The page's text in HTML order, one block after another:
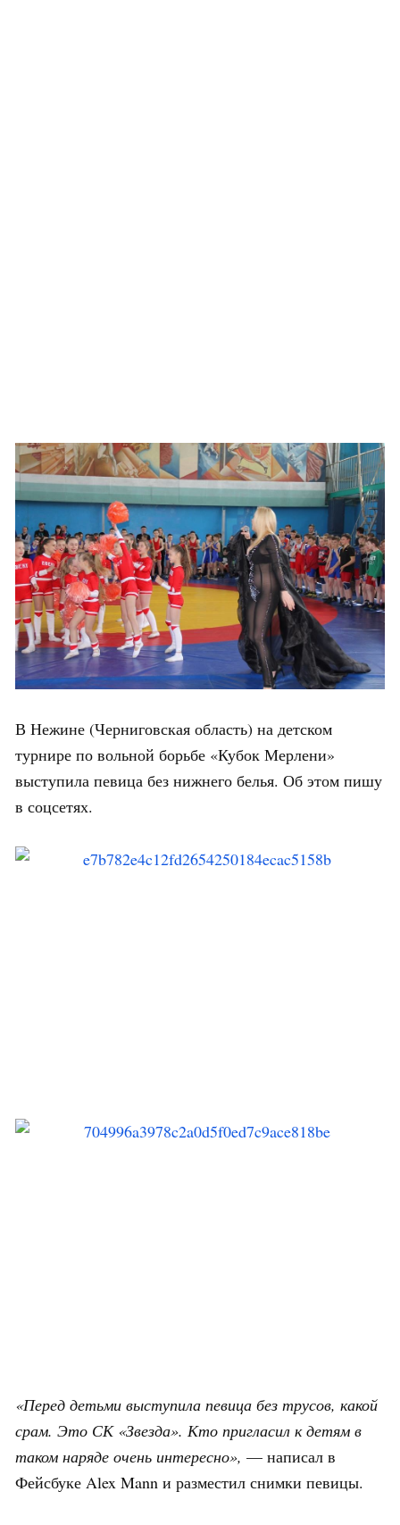
В Нежине (Черниговская область) на детском
турнире по вольной борьбе «Кубок Мерлени»
выступила певица без нижнего белья. Об этом пишу
в соцсетях.
«Перед детьми выступила певица без трусов, какой
срам. Это СК «Звезда». Кто пригласил к детям в
таком наряде очень интересно», — написал в
Фейсбуке Alex Mann и разместил снимки певицы.